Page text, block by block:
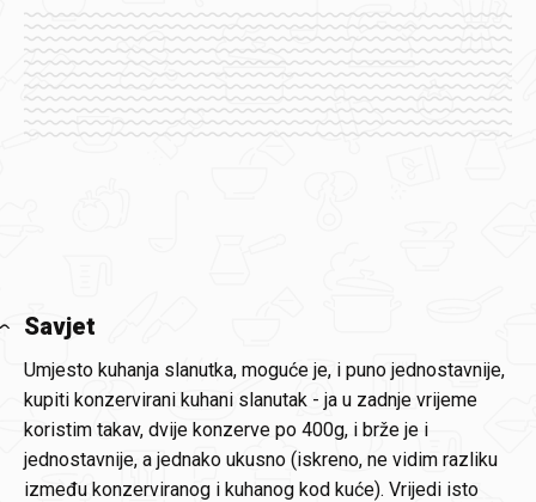
Savjet
Umjesto kuhanja slanutka, moguće je, i puno jednostavnije,
kupiti konzervirani kuhani slanutak - ja u zadnje vrijeme
koristim takav, dvije konzerve po 400g, i brže je i
jednostavnije, a jednako ukusno (iskreno, ne vidim razliku
između konzerviranog i kuhanog kod kuće). Vrijedi isto